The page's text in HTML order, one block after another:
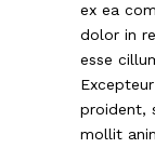
ex ea
dolor in
esse
proident,
mollit